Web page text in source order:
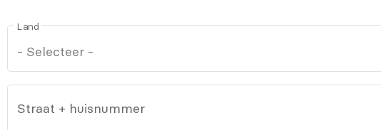
Land
Straat + huisnummer